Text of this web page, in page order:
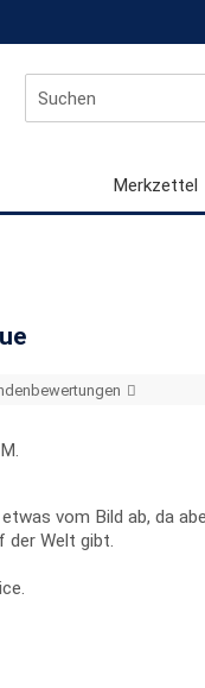
Merkzettel
vom Bild ab, da
der Welt gibt.